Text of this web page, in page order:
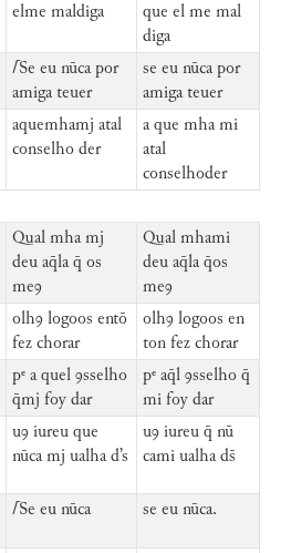
elme maldiga
que el me mal
diga
⌈Se eu nūca por
amiga teuer
se eu nūca por
amiga teuer
aquemhamj atal
conselho der
a que mha mi
atal
conselhoder
Qual mha mj
deu aq̄la q̄ os
meꝯ
Qual mhami
deu aq̄la q̄os
meꝯ
olhꝯ logoos entō
fez chorar
olhꝯ logoos en
ton fez chorar
pᵉ a quel ꝯsselho
q̄mj foy dar
pᵉ aq̄l ꝯsselho q̄
mi foy dar
uꝯ iureu que
nūca mj ualha d’s
uꝯ iureu q̄ nū
cami ualha ds̄
⌈Se eu nūca se eu nūca.